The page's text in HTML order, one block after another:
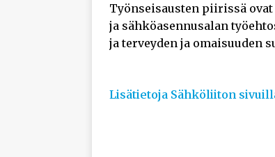
Työnseisausten piirissä
ja sähköasennusalan
ja terveyden ja omaisuuden
Lisätietoja Sähköliiton